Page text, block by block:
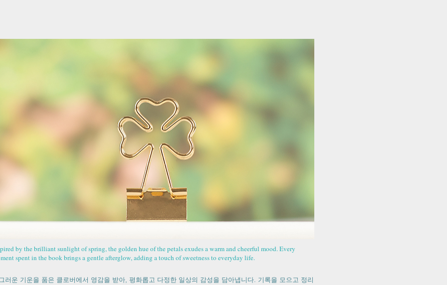
by the brilliant sunlight of spring, the golden hue of the petals exudes a warm and cheerful mood. Every
spent in the book brings a gentle afterglow, adding a touch of sweetness to everyday life.
러운 기운을 품은 클로버에서 영감을 받아, 평화롭고 다정한 일상의 감성을 담아냅니다. 기록을 모으고 정리